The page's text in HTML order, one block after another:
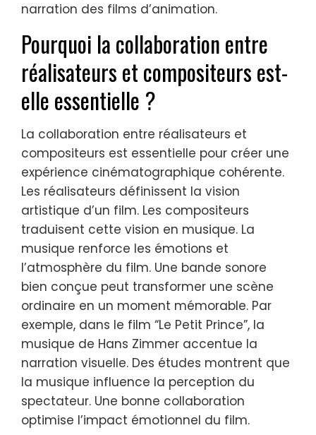
narration des films d’animation.
Pourquoi la collaboration entre
réalisateurs et compositeurs est-
elle essentielle ?
La collaboration entre réalisateurs et
compositeurs est essentielle pour créer une
expérience cinématographique cohérente.
Les réalisateurs définissent la vision
artistique d’un film. Les compositeurs
traduisent cette vision en musique. La
musique renforce les émotions et
l’atmosphère du film. Une bande sonore
bien conçue peut transformer une scène
ordinaire en un moment mémorable. Par
exemple, dans le film “Le Petit Prince”, la
musique de Hans Zimmer accentue la
narration visuelle. Des études montrent que
la musique influence la perception du
spectateur. Une bonne collaboration
optimise l’impact émotionnel du film.